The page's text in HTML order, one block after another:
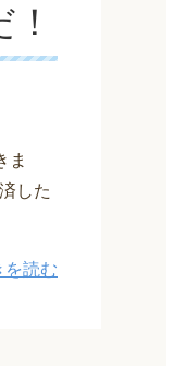
ま
した
を読む